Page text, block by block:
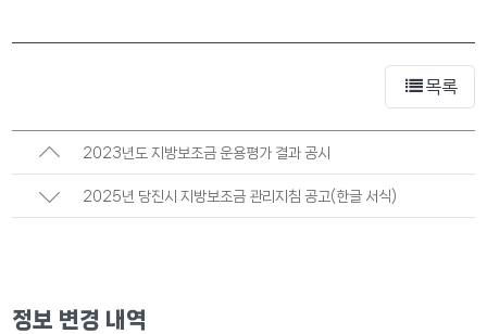
목록
2023년도 지방보조금 운용평가 결과 공시
2025년 당진시 지방보조금 관리지침 공고(한글 서식)
정보 변경 내역